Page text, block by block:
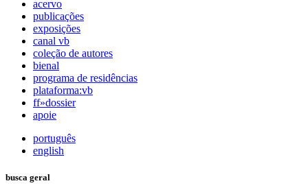
acervo
publicações
exposições
canal vb
coleção de autores
bienal
programa de residências
plataforma:vb
ff»dossier
apoie
português
english
busca geral